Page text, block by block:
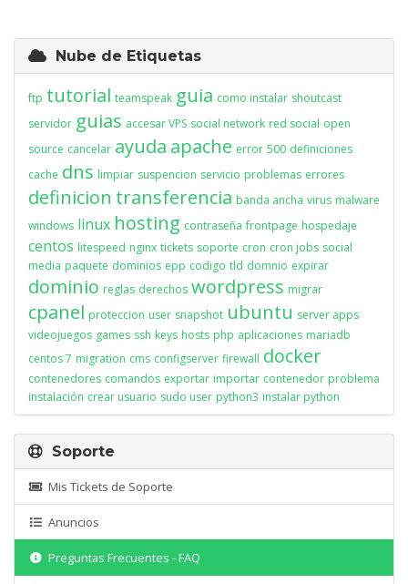
Nube de Etiquetas
ftp tutorial teamspeak guia como instalar shoutcast
servidor guias accesar VPS social network red social open
source cancelar ayuda apache error 500 definiciones
cache dns limpiar suspencion servicio problemas errores
definicion transferencia banda ancha virus malware
windows linux hosting contraseña frontpage hospedaje
centos litespeed nginx tickets soporte cron cron jobs social
media paquete dominios epp codigo tld domnio expirar
dominio reglas derechos wordpress migrar
cpanel proteccion user snapshot ubuntu server apps
videojuegos games ssh keys hosts php aplicaciones mariadb
centos 7 migration cms configserver firewall docker
contenedores comandos exportar importar contenedor problema
instalación crear usuario sudo user python3 instalar python
Soporte
Mis Tickets de Soporte
Anuncios
Preguntas Frecuentes - FAQ